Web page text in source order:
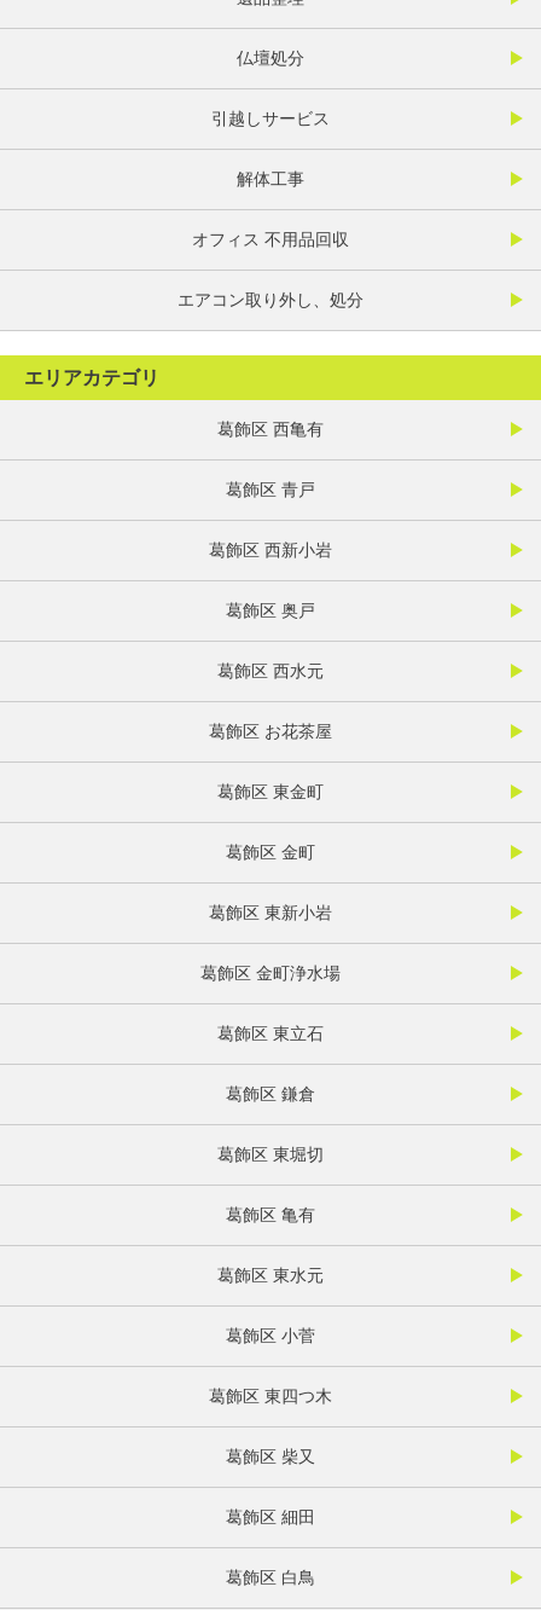
仏壇処分
引越しサービス
解体工事
オフィス 不用品回収
エアコン取り外し、処分
エリアカテゴリ
葛飾区 西亀有
葛飾区 青戸
葛飾区 西新小岩
葛飾区 奥戸
葛飾区 西水元
葛飾区 お花茶屋
葛飾区 東金町
葛飾区 金町
葛飾区 東新小岩
葛飾区 金町浄水場
葛飾区 東立石
葛飾区 鎌倉
葛飾区 東堀切
葛飾区 亀有
葛飾区 東水元
葛飾区 小菅
葛飾区 東四つ木
葛飾区 柴又
葛飾区 細田
葛飾区 白鳥